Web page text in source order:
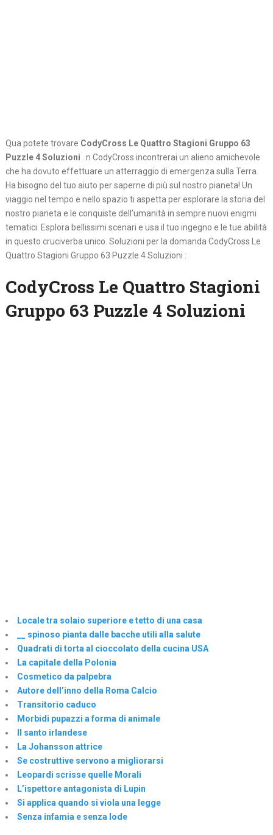
Qua potete trovare CodyCross Le Quattro Stagioni Gruppo 63
Puzzle 4 Soluzioni . n CodyCross incontrerai un alieno amichevole
che ha dovuto effettuare un atterraggio di emergenza sulla Terra.
Ha bisogno del tuo aiuto per saperne di più sul nostro pianeta! Un
viaggio nel tempo e nello spazio ti aspetta per esplorare la storia del
nostro pianeta e le conquiste dell’umanità in sempre nuovi enigmi
tematici. Esplora bellissimi scenari e usa il tuo ingegno e le tue abilità
in questo cruciverba unico. Soluzioni per la domanda CodyCross Le
Quattro Stagioni Gruppo 63 Puzzle 4 Soluzioni :
CodyCross Le Quattro Stagioni
Gruppo 63 Puzzle 4 Soluzioni
Locale tra solaio superiore e tetto di una casa
__ spinoso pianta dalle bacche utili alla salute
Quadrati di torta al cioccolato della cucina USA
La capitale della Polonia
Cosmetico da palpebra
Autore dell’inno della Roma Calcio
Transitorio caduco
Morbidi pupazzi a forma di animale
Il santo irlandese
La Johansson attrice
Se costruttive servono a migliorarsi
Leopardi scrisse quelle Morali
L’ispettore antagonista di Lupin
Si applica quando si viola una legge
Senza infamia e senza lode